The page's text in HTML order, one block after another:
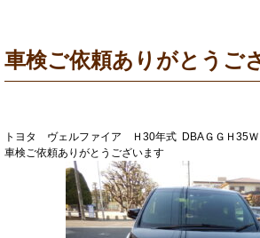
車検ご依頼ありがとうご
トヨタ ヴェルファイア Ｈ30年式 DBAＧＧＨ35Ｗ
車検ご依頼ありがとうございます